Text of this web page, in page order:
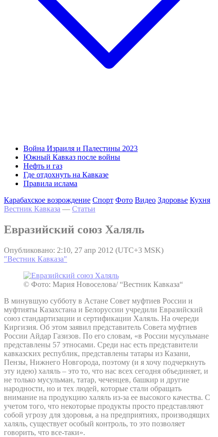
Война Израиля и Палестины 2023
Южный Кавказ после войны
Нефть и газ
Где отдохнуть на Кавказе
Правила ислама
Карабахское возрождение Спорт Фото Видео Здоровье Кухня
Вестник Кавказа — Статьи
Евразийский союз Халяль
Опубликовано: 2:10, 27 апр 2012 (UTC+3 MSK)
"Вестник Кавказа"
© Фото: Мария Новоселова/ “Вестник Кавказа“
В минувшую субботу в Астане Совет муфтиев России и
муфтияты Казахстана и Белоруссии учредили Евразийский
союз стандартизации и сертификации Халяль. На очереди
Киргизия. Об этом заявил представитель Совета муфтиев
России Айдар Газизов. По его словам, «в России мусульмане
представлены 57 этносами. Среди нас есть представители
кавказских республик, представлены татары из Казани,
Пензы, Нижнего Новгорода, поэтому (и я хочу подчеркнуть
эту идею) халяль – это то, что нас всех сегодня объединяет, и
не только мусульман, татар, чеченцев, башкир и другие
народности, но и тех людей, которые стали обращать
внимание на продукцию халяль из-за ее высокого качества. С
учетом того, что некоторые продукты просто представляют
собой угрозу для здоровья, а на предприятиях, производящих
халяль, существует особый контроль, то это позволяет
говорить, что все-таки».